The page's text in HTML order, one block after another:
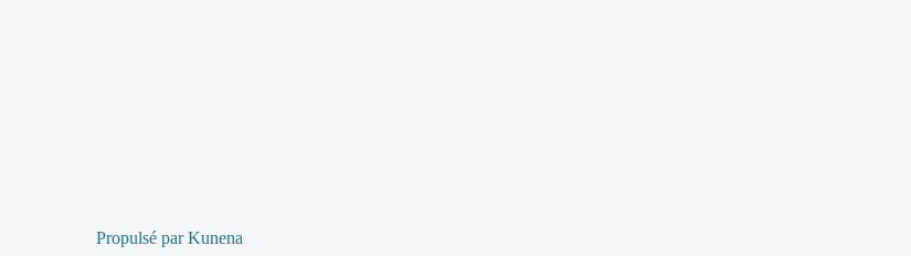
Propulsé parKunena